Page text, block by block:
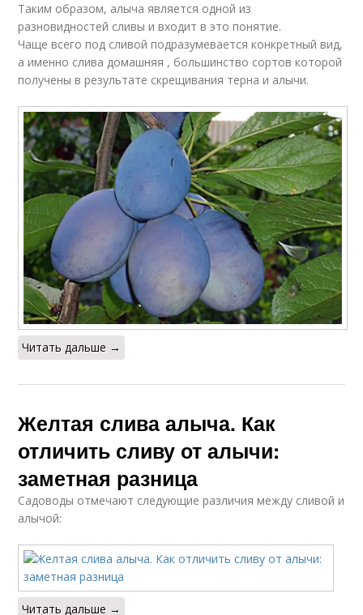
Таким образом, алыча является одной из
разновидностей сливы и входит в это понятие.
Чаще всего под сливой подразумевается конкретный вид,
а именно слива домашняя , большинство сортов которой
получены в результате скрещивания терна и алычи.
Читать дальше →
Желтая слива алыча. Как
отличить сливу от алычи:
заметная разница
Садоводы отмечают следующие различия между сливой и
алычой:
Читать дальше →